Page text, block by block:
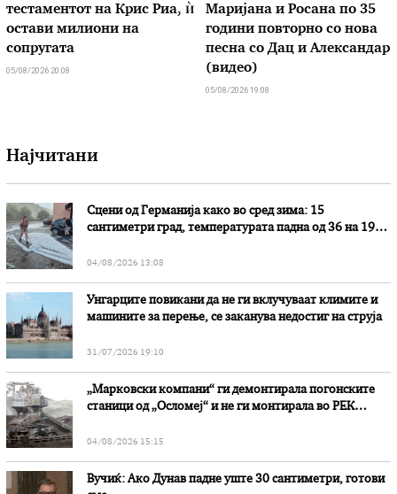
тестаментот на Крис Риа, ѝ
остави милиони на
сопругата
05/08/2026 20:08
Маријана и Росана по 35
години повторно со нова
песна со Дац и Александар
(видео)
05/08/2026 19:08
Најчитани
Сцени од Германија како во сред зима: 15
сантиметри град, температурата падна од 36 на 19
04/08/2026 13:08
Унгарците повикани да не ги вклучуваат климите и
машините за перење, се заканува недостиг на струја
31/07/2026 19:10
„Марковски компани“ ги демонтирала погонските
станици од „Осломеј“ и не ги монтирала во РЕК
04/08/2026 15:15
Вучиќ: Ако Дунав падне уште 30 сантиметри, готови